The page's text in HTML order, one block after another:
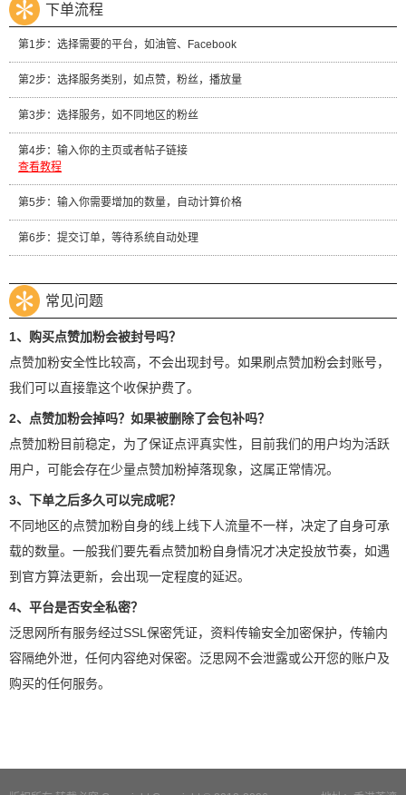
下单流程
第1步：选择需要的平台，如油管、Facebook
第2步：选择服务类别，如点赞，粉丝，播放量
第3步：选择服务，如不同地区的粉丝
第4步：输入你的主页或者帖子链接
查看教程
第5步：输入你需要增加的数量，自动计算价格
第6步：提交订单，等待系统自动处理
常见问题
1、购买点赞加粉会被封号吗？
点赞加粉安全性比较高，不会出现封号。如果刷点赞加粉会封账号，
我们可以直接靠这个收保护费了。
2、点赞加粉会掉吗？如果被删除了会包补吗？
点赞加粉目前稳定，为了保证点评真实性，目前我们的用户均为活跃
用户，可能会存在少量点赞加粉掉落现象，这属正常情况。
3、下单之后多久可以完成呢？
不同地区的点赞加粉自身的线上线下人流量不一样，决定了自身可承
载的数量。一般我们要先看点赞加粉自身情况才决定投放节奏，如遇
到官方算法更新，会出现一定程度的延迟。
4、平台是否安全私密？
泛思网所有服务经过SSL保密凭证，资料传输安全加密保护，传输内
容隔绝外泄，任何内容绝对保密。泛思网不会泄露或公开您的账户及
购买的任何服务。